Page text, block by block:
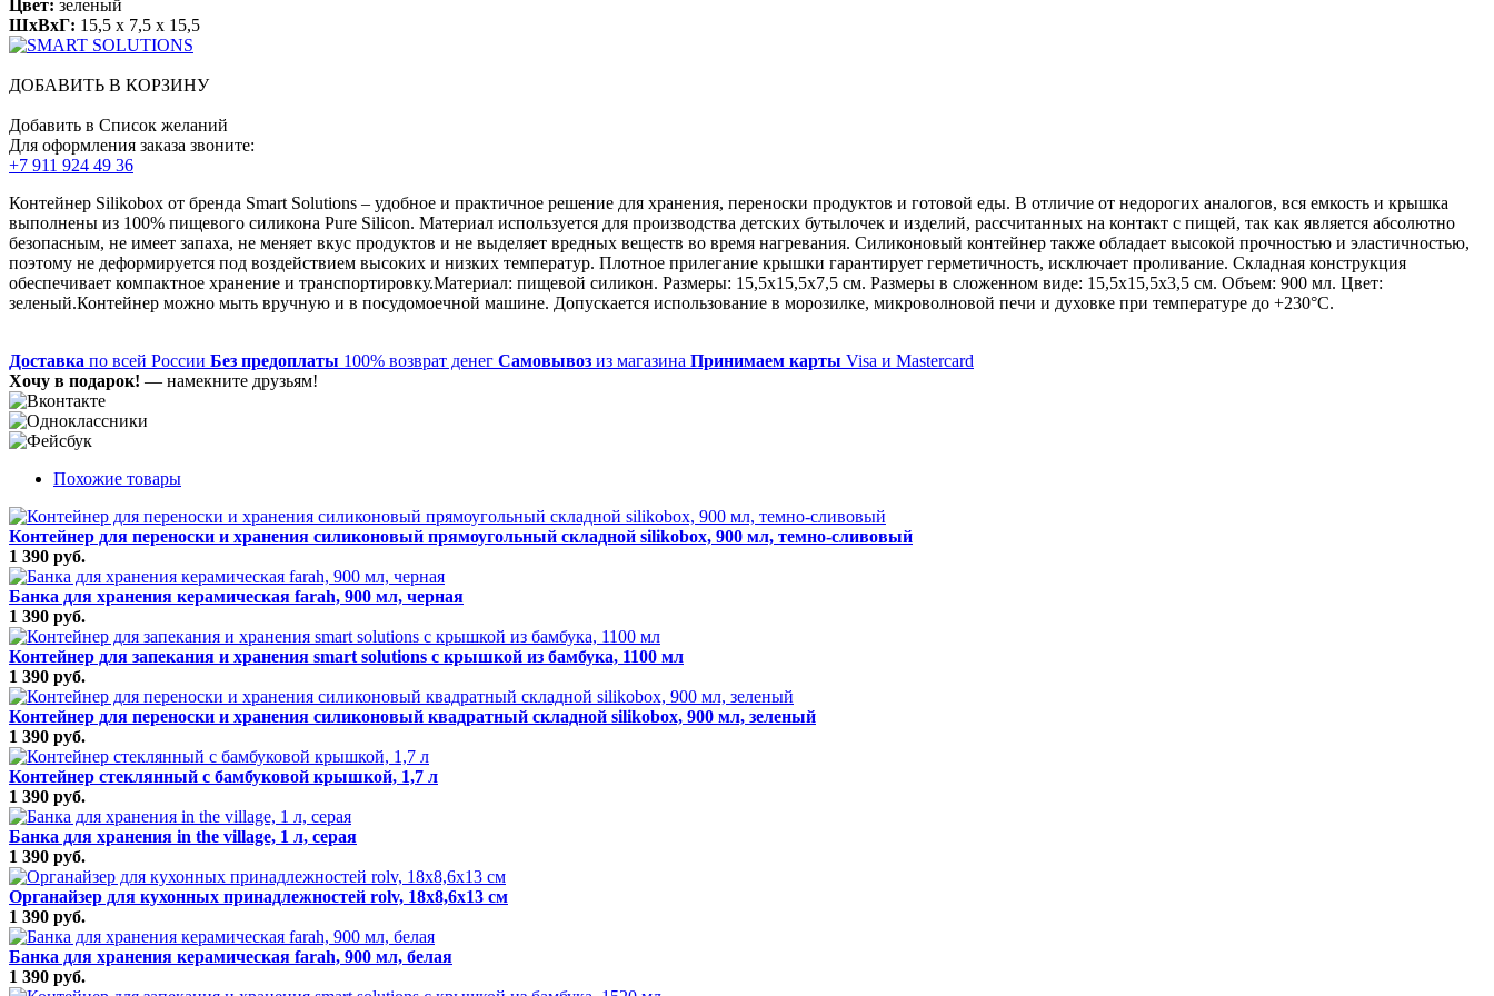
Цвет: зеленый
ШхВхГ: 15,5 x 7,5 x 15,5
ДОБАВИТЬ В КОРЗИНУ
Добавить в Список желаний
Для оформления заказа звоните:
+7 911 924 49 36
Контейнер Silikobox от бренда Smart Solutions – удобное и практичное решение для хранения, переноски продуктов и готовой еды. В отличие от недорогих аналогов, вся емкость и крышка
выполнены из 100% пищевого силикона Pure Silicon. Материал используется для производства детских бутылочек и изделий, рассчитанных на контакт с пищей, так как является абсолютно
безопасным, не имеет запаха, не меняет вкус продуктов и не выделяет вредных веществ во время нагревания. Силиконовый контейнер также обладает высокой прочностью и эластичностью,
поэтому не деформируется под воздействием высоких и низких температур. Плотное прилегание крышки гарантирует герметичность, исключает проливание. Складная конструкция
обеспечивает компактное хранение и транспортировку.Материал: пищевой силикон. Размеры: 15,5х15,5х7,5 см. Размеры в сложенном виде: 15,5х15,5х3,5 см. Объем: 900 мл. Цвет:
зеленый.Контейнер можно мыть вручную и в посудомоечной машине. Допускается использование в морозилке, микроволновой печи и духовке при температуре до +230°С.
Доставка по всей России Без предоплаты 100% возврат денег Самовывоз из магазина Принимаем карты Visa и Mastercard
Хочу в подарок! — намекните друзьям!
Похожие товары
Контейнер для переноски и хранения силиконовый прямоугольный складной silikobox, 900 мл, темно-сливовый
1 390 руб.
Банка для хранения керамическая farah, 900 мл, черная
1 390 руб.
Контейнер для запекания и хранения smart solutions с крышкой из бамбука, 1100 мл
1 390 руб.
Контейнер для переноски и хранения силиконовый квадратный складной silikobox, 900 мл, зеленый
1 390 руб.
Контейнер стеклянный с бамбуковой крышкой, 1,7 л
1 390 руб.
Банка для хранения in the village, 1 л, серая
1 390 руб.
Органайзер для кухонных принадлежностей rolv, 18х8,6х13 см
1 390 руб.
Банка для хранения керамическая farah, 900 мл, белая
1 390 руб.